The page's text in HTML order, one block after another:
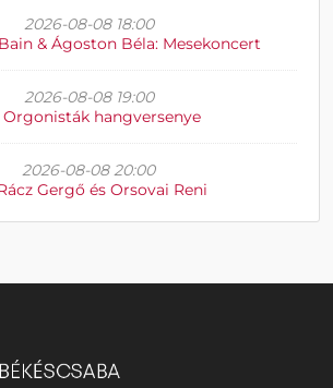
2026-08-08 18:00
& Ágoston Béla: Mesekoncert
2026-08-08 19:00
Orgonisták hangversenye
2026-08-08 20:00
Gergő és Orsovai Reni